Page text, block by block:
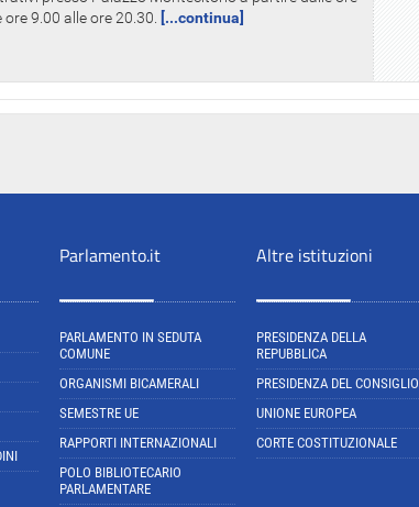
9.00 alle ore 20.30.
[...continua]
Parlamento.it
PARLAMENTO IN SEDUTA
COMUNE
ORGANISMI BICAMERALI
SEMESTRE UE
RAPPORTI INTERNAZIONALI
POLO BIBLIOTECARIO
PARLAMENTARE
Altre istituzioni
PRESIDENZA DELLA
REPUBBLICA
PRESIDENZA DEL CONSIGLIO
UNIONE EUROPEA
CORTE COSTITUZIONALE